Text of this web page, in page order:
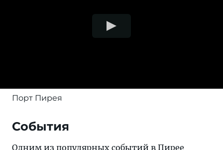
Порт Пирея
События
Одним из популярных событий в Пирее